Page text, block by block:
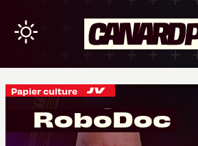
Papier culture
RoboDoc